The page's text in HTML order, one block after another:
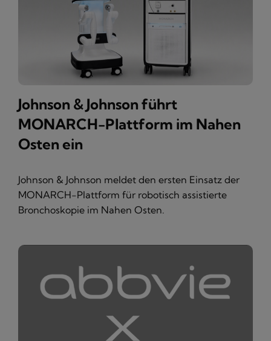
Johnson & Johnson führt
MONARCH-Plattform im Nahen
Osten ein
Johnson & Johnson meldet den ersten Einsatz der
MONARCH-Plattform für robotisch assistierte
Bronchoskopie im Nahen Osten.